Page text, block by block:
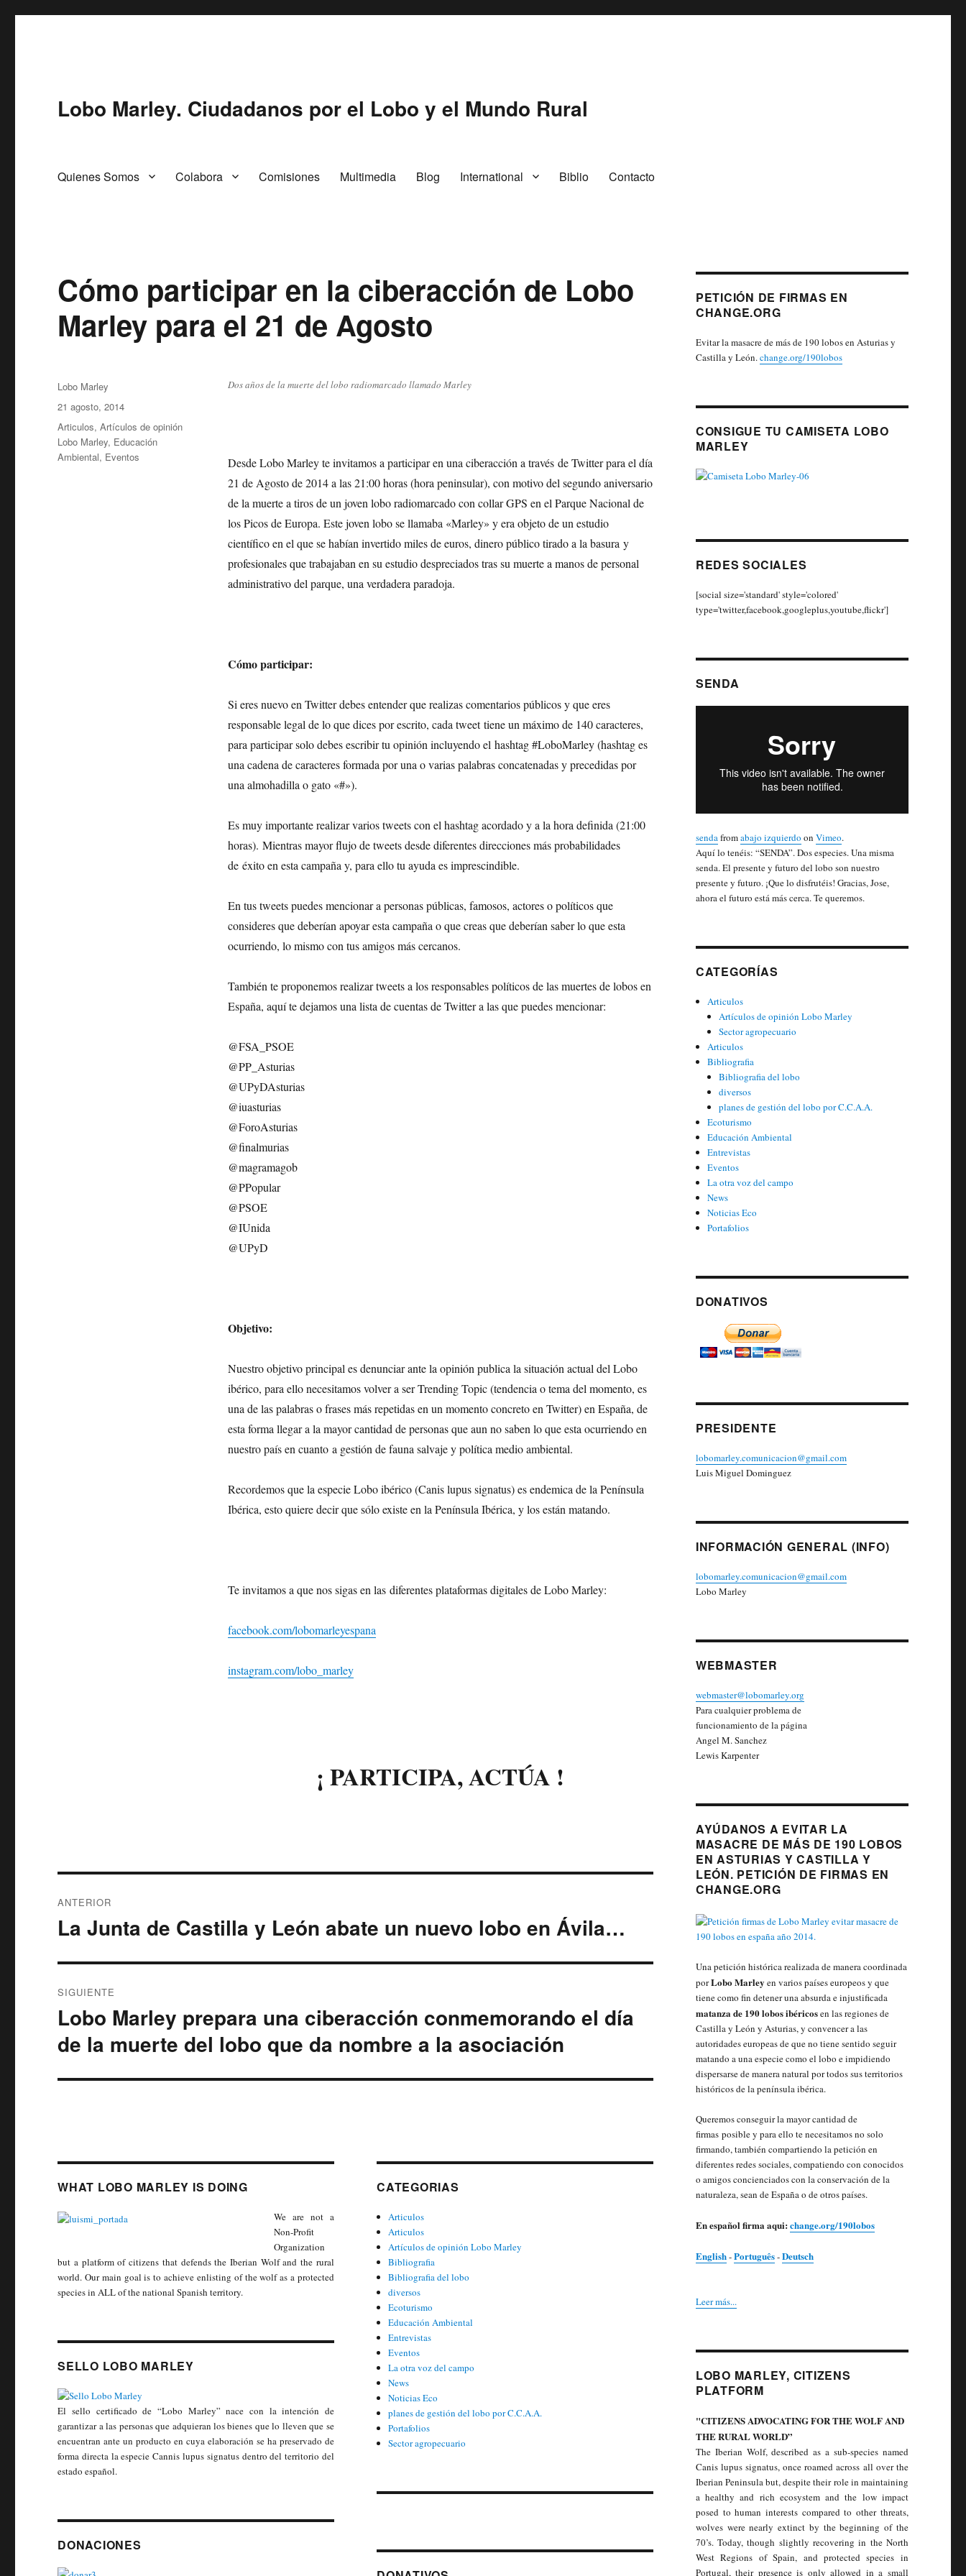
Lobo Marley. Ciudadanos por el Lobo y el Mundo Rural
Quienes Somos Colabora Comisiones Multimedia Blog International Biblio Contacto
Cómo participar en la ciberacción de Lobo
Marley para el 21 de Agosto
Dos años de la muerte del lobo radiomarcado llamado Marley
Desde Lobo Marley te invitamos a participar en una ciberacción a través de Twitter para el día
21 de Agosto de 2014 a las 21:00 horas (hora peninsular), con motivo del segundo aniversario
de la muerte a tiros de un joven lobo radiomarcado con collar GPS en el Parque Nacional de
los Picos de Europa. Este joven lobo se llamaba «Marley» y era objeto de un estudio
científico en el que se habían invertido miles de euros, dinero público tirado a la basura y
profesionales que trabajaban en su estudio despreciados tras su muerte a manos de personal
administrativo del parque, una verdadera paradoja.
Cómo participar:
Si eres nuevo en Twitter debes entender que realizas comentarios públicos y que eres
responsable legal de lo que dices por escrito, cada tweet tiene un máximo de 140 caracteres,
para participar solo debes escribir tu opinión incluyendo el hashtag #LoboMarley (hashtag es
una cadena de caracteres formada por una o varias palabras concatenadas y precedidas por
una almohadilla o gato «#»).
Es muy importante realizar varios tweets con el hashtag acordado y a la hora definida (21:00
horas). Mientras mayor flujo de tweets desde diferentes direcciones más probabilidades
de éxito en esta campaña y, para ello tu ayuda es imprescindible.
En tus tweets puedes mencionar a personas públicas, famosos, actores o políticos que
consideres que deberían apoyar esta campaña o que creas que deberían saber lo que esta
ocurriendo, lo mismo con tus amigos más cercanos.
También te proponemos realizar tweets a los responsables políticos de las muertes de lobos en
España, aquí te dejamos una lista de cuentas de Twitter a las que puedes mencionar:
@FSA_PSOE
@PP_Asturias
@UPyDAsturias
@iuasturias
@ForoAsturias
@finalmurias
@magramagob
@PPopular
@PSOE
@IUnida
@UPyD
Objetivo:
Nuestro objetivo principal es denunciar ante la opinión publica la situación actual del Lobo
ibérico, para ello necesitamos volver a ser Trending Topic (tendencia o tema del momento, es
una de las palabras o frases más repetidas en un momento concreto en Twitter) en España, de
esta forma llegar a la mayor cantidad de personas que aun no saben lo que esta ocurriendo en
nuestro país en cuanto a gestión de fauna salvaje y política medio ambiental.
Recordemos que la especie Lobo ibérico (Canis lupus signatus) es endemica de la Península
Ibérica, esto quiere decir que sólo existe en la Península Ibérica, y los están matando.
Te invitamos a que nos sigas en las diferentes plataformas digitales de Lobo Marley:
facebook.com/lobomarleyespana
instagram.com/lobo_marley
¡ PARTICIPA, ACTÚA !
Autor
Lobo Marley
Publicado
el
21 agosto, 2014
Categorías
Articulos,Artículos de opinión
Lobo Marley, Educación
Ambiental, Eventos
de
ANTERIOR
Entrada
La Junta de Castilla y León abate un nuevo lobo en Ávila…
SIGUIENTE
Entrada
siguiente:
Lobo Marley prepara una ciberacción conmemorando el día
de la muerte del lobo que da nombre a la asociación
WHAT LOBO MARLEY IS DOING
We are not a
Non-Profit
Organization
but a platform of citizens that defends the Iberian Wolf and the rural
world. Our main goal is to achieve enlisting of the wolf as a protected
species in ALL of the national Spanish territory.
SELLO LOBO MARLEY
El sello certificado de “Lobo Marley” nace con la intención de
garantizar a las personas que adquieran los bienes que lo lleven que se
encuentran ante un producto en cuya elaboración se ha preservado de
forma directa la especie Cannis lupus signatus dentro del territorio del
estado español.
DONACIONES
CATEGORIAS
Articulos
Articulos
Artículos de opinión Lobo Marley
Bibliografia
Bibliografia del lobo
diversos
Ecoturismo
Educación Ambiental
Entrevistas
Eventos
La otra voz del campo
News
Noticias Eco
planes de gestión del lobo por C.C.A.A.
Portafolios
Sector agropecuario
PETICIÓN DE FIRMAS EN
CHANGE.ORG
Evitar la masacre de más de 190 lobos en Asturias y
Castilla y León.change.org/190lobos
CONSIGUE TU CAMISETA LOBO
MARLEY
REDES SOCIALES
[social size='standard' style='colored'
type='twitter,facebook,googleplus,youtube,flickr']
SENDA
sendafromabajo izquierdo on Vimeo.
Aquí lo tenéis: “SENDA”. Dos especies. Una misma
senda. El presente y futuro del lobo son nuestro
presente y futuro. ¡Que lo disfrutéis! Gracias, Jose,
ahora el futuro está más cerca. Te queremos.
CATEGORÍAS
Articulos
Artículos de opinión Lobo Marley
Sector agropecuario
Articulos
Bibliografia
Bibliografia del lobo
diversos
planes de gestión del lobo por C.C.A.A.
Ecoturismo
Educación Ambiental
Entrevistas
Eventos
La otra voz del campo
News
Noticias Eco
Portafolios
DONATIVOS
PRESIDENTE
lobomarley.comunicacion@gmail.com
Luis Miguel Dominguez
INFORMACIÓN GENERAL (INFO)
lobomarley.comunicacion@gmail.com
Lobo Marley
WEBMASTER
webmaster@lobomarley.org
Para cualquier problema de
funcionamiento de la página
Angel M. Sanchez
Lewis Karpenter
AYÚDANOS A EVITAR LA
MASACRE DE MÁS DE 190 LOBOS
EN ASTURIAS Y CASTILLA Y
LEÓN. PETICIÓN DE FIRMAS EN
CHANGE.ORG
Una petición histórica realizada de manera coordinada
porLobo Marley en varios países europeos y que
tiene como fin detener una absurda e injustificada
matanza de 190 lobos ibéricosen las regiones de
Castilla y León y Asturias, y convencer a las
autoridades europeas de que no tiene sentido seguir
matando a una especie como el lobo e impidiendo
dispersarse de manera natural por todos sus territorios
históricos de la península ibérica.
Queremos conseguir la mayor cantidad de
firmas posible y para ello te necesitamos no solo
firmando, también compartiendo la petición en
diferentes redes sociales, compatiendo con conocidos
o amigos concienciados con la conservación de la
naturaleza, sean de España o de otros países.
En español firma aqui: change.org/190lobos
English-Português-Deutsch
Leer más...
LOBO MARLEY, CITIZENS
PLATFORM
"CITIZENS ADVOCATING FOR THE WOLF AND
THE RURAL WORLD”
The Iberian Wolf, described as a sub-species named
Canis lupus signatus, once roamed across all over the
Iberian Peninsula but, despite their role in maintaining
a healthy and rich ecosystem and the low impact
posed to human interests compared to other threats,
wolves were nearly extinct by the beginning of the
70’s. Today, though slightly recovering in the North
West Regions of Spain, and protected species in
Portugal, their presence is only allowed in a small